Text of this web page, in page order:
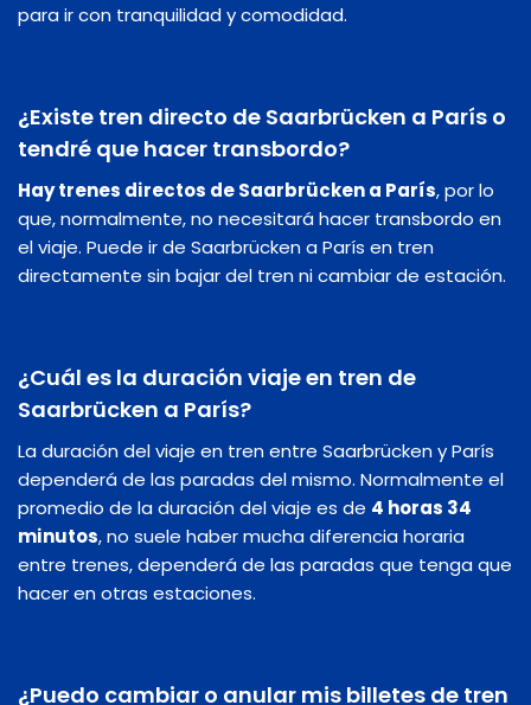
para ir con tranquilidad y comodidad.
¿Existe tren directo de Saarbrücken a París o
tendré que hacer transbordo?
Hay trenes directos de Saarbrücken a París, por lo
que, normalmente, no necesitará hacer transbordo en
el viaje. Puede ir de Saarbrücken a París en tren
directamente sin bajar del tren ni cambiar de estación.
¿Cuál es la duración viaje en tren de
Saarbrücken a París?
La duración del viaje en tren entre Saarbrücken y París
dependerá de las paradas del mismo. Normalmente el
promedio de la duración del viaje es de 4 horas 34
minutos, no suele haber mucha diferencia horaria
entre trenes, dependerá de las paradas que tenga que
hacer en otras estaciones.
¿Puedo cambiar o anular mis billetes de tren